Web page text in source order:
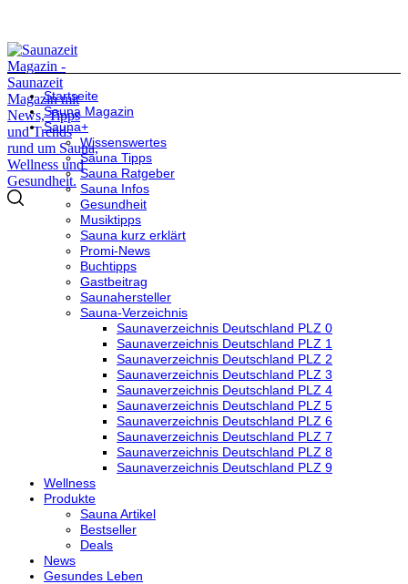
Startseite
Sauna Magazin
Sauna+
Wissenswertes
Sauna Tipps
Sauna Ratgeber
Sauna Infos
Gesundheit
Musiktipps
Sauna kurz erklärt
Promi-News
Buchtipps
Gastbeitrag
Saunahersteller
Sauna-Verzeichnis
Saunaverzeichnis Deutschland PLZ 0
Saunaverzeichnis Deutschland PLZ 1
Saunaverzeichnis Deutschland PLZ 2
Saunaverzeichnis Deutschland PLZ 3
Saunaverzeichnis Deutschland PLZ 4
Saunaverzeichnis Deutschland PLZ 5
Saunaverzeichnis Deutschland PLZ 6
Saunaverzeichnis Deutschland PLZ 7
Saunaverzeichnis Deutschland PLZ 8
Saunaverzeichnis Deutschland PLZ 9
Wellness
Produkte
Sauna Artikel
Bestseller
Deals
News
Gesundes Leben